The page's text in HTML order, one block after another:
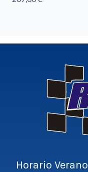
Horario Verano